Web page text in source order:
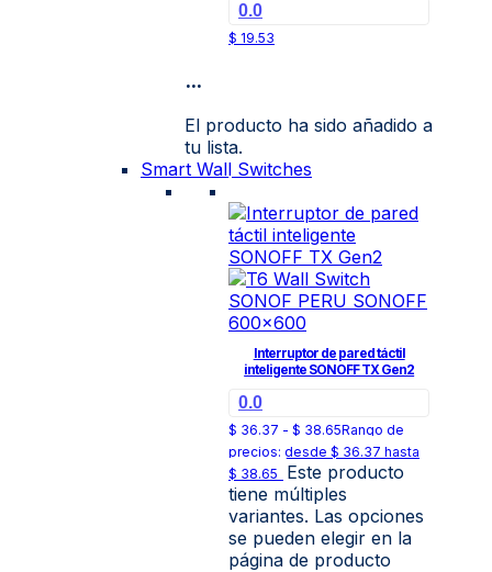
0.0
$ 19.53
...
El producto ha sido añadido a
tu lista.
Smart Wall Switches
Interruptor de pared táctil
inteligente SONOFF TX Gen2
0.0
$ 36.37 - $ 38.65Rango de
precios: desde $ 36.37 hasta
$ 38.65
Este producto
tiene múltiples
variantes. Las opciones
se pueden elegir en la
página de producto